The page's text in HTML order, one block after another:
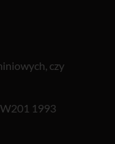
czy
1993